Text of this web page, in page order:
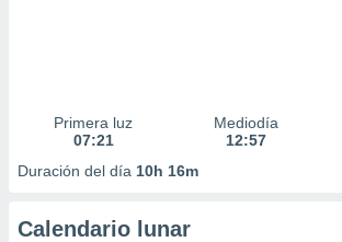
Primera luz
07:21
Mediodía
12:57
Duración del día 10h 16m
Calendario lunar